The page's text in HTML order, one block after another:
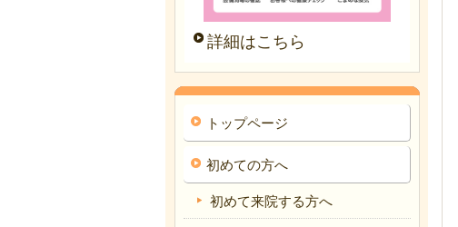
詳細はこちら
トップページ
初めての方へ
初めて来院する方へ